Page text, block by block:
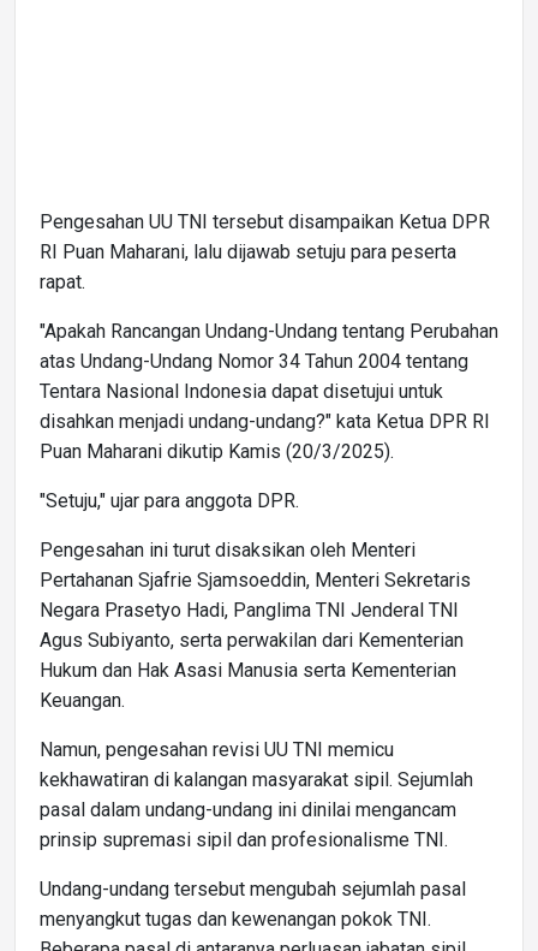
Pengesahan UU TNI tersebut disampaikan Ketua DPR
RI Puan Maharani, lalu dijawab setuju para peserta
rapat.
"Apakah Rancangan Undang-Undang tentang Perubahan
atas Undang-Undang Nomor 34 Tahun 2004 tentang
Tentara Nasional Indonesia dapat disetujui untuk
disahkan menjadi undang-undang?" kata Ketua DPR RI
Puan Maharani dikutip Kamis (20/3/2025).
"Setuju," ujar para anggota DPR.
Pengesahan ini turut disaksikan oleh Menteri
Pertahanan Sjafrie Sjamsoeddin, Menteri Sekretaris
Negara Prasetyo Hadi, Panglima TNI Jenderal TNI
Agus Subiyanto, serta perwakilan dari Kementerian
Hukum dan Hak Asasi Manusia serta Kementerian
Keuangan.
Namun, pengesahan revisi UU TNI memicu
kekhawatiran di kalangan masyarakat sipil. Sejumlah
pasal dalam undang-undang ini dinilai mengancam
prinsip supremasi sipil dan profesionalisme TNI.
Undang-undang tersebut mengubah sejumlah pasal
menyangkut tugas dan kewenangan pokok TNI.